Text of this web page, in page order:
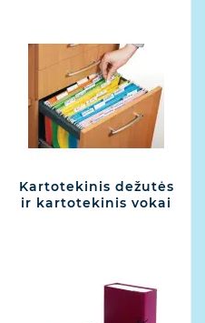
Kartotekinis dežutės
ir kartotekinis vokai